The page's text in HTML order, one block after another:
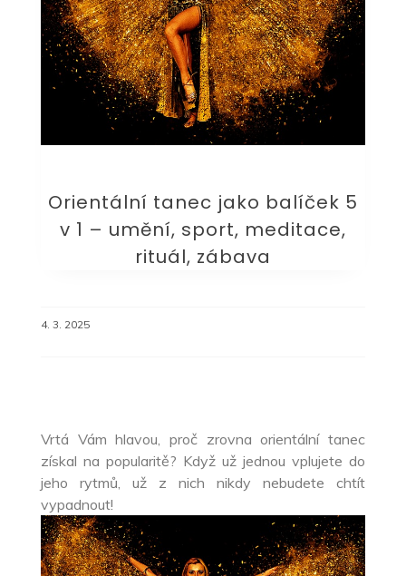
Orientální tanec jako balíček 5
v 1 – umění, sport, meditace,
rituál, zábava
4. 3. 2025
Vrtá Vám hlavou, proč zrovna orientální tanec
získal na popularitě? Když už jednou vplujete do
jeho rytmů, už z nich nikdy nebudete chtít
vypadnout!